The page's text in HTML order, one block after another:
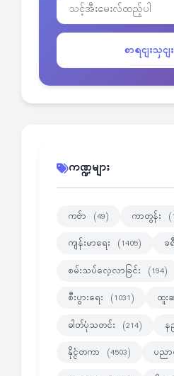
စာရငျးသှငျ
ကဏ္ဍများ
ကဗ်ာ (49) ကာတွန်း
ကျန်းမာရေး (1405) ခ
စမ်းသပ်လေ့လာခြင်း (194)
စီးပွားရေး (1031) ထူး
ဓါတ်ပုံသတင်း (214) န
နိုင္ငံတကာ (4503) ပညာ